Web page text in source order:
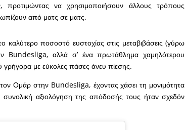
να χρησιμοποιήσουν άλλους τρόπους
από ματς σε ματς.
ποσοστό ευστοχίας στις μεταβιβάσεις (γύρω
Bundesliga, αλλά σ’ ένα πρωτάθλημα χαμηλότερου
γρήγορα με εύκολες πάσες άνευ πίεσης.
Ομάρ στην Bundesliga, έχοντας χάσει τη μονιμότητα
συνολική αξιολόγηση της απόδοσής τους ήταν σχεδόν